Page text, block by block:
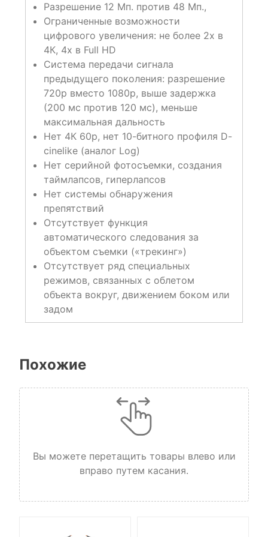
Разрешение 12 Мп. против 48 Мп.,
Ограниченные возможности
цифрового увеличения: не более 2х в
4К, 4х в Full HD
Система передачи сигнала
предыдущего поколения: разрешение
720р вместо 1080р, выше задержка
(200 мс против 120 мс), меньше
максимальная дальность
Нет 4К 60p, нет 10-битного профиля D-
cinelike (аналог Log)
Нет серийной фотосъемки, создания
таймлапсов, гиперлапсов
Нет системы обнаружения
препятствий
Отсутствует функция
автоматического следования за
объектом съемки («трекинг»)
Отсутствует ряд специальных
режимов, связанных с облетом
объекта вокруг, движением боком или
задом
Похожие
Вы можете перетащить товары влево или
вправо путем касания.